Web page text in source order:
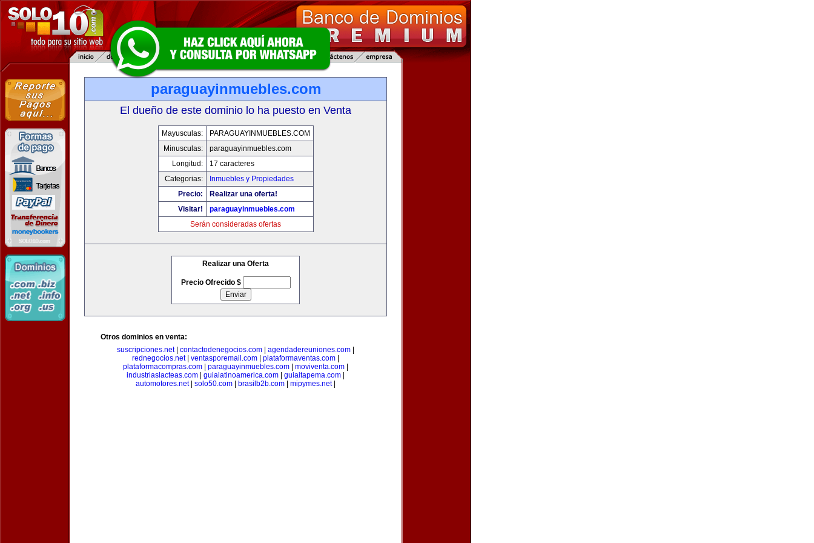
paraguayinmuebles.com
El dueño de este dominio lo ha puesto en Venta
Mayusculas:
PARAGUAYINMUEBLES.COM
Minusculas:
paraguayinmuebles.com
Longitud:
17 caracteres
Categorias:
Inmuebles y Propiedades
Precio:
Realizar una oferta!
Visitar!
paraguayinmuebles.com
Serán consideradas ofertas
Realizar una Oferta
Precio Ofrecido $
Otros dominios en venta:
suscripciones.net| contactodenegocios.com agendadereuniones.com
rednegocios.net| ventasporemail.com plataformaventas.com
plataformacompras.com
paraguayinmuebles.com moviventa.com
industriaslacteas.com
guialatinoamerica.com guiaitapema.com
automotores.net| solo50.com brasilb2b.com mipymes.net|